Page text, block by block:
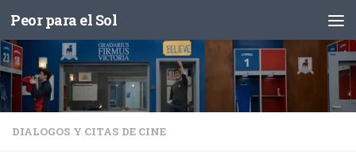
Saltar al contenido
Peor para el Sol
DIALOGOS Y CITAS DE CINE